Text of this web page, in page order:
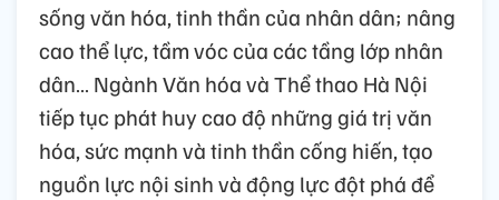
sống văn hóa, tinh thần của nhân dân; nâng
cao thể lực, tầm vóc của các tầng lớp nhân
dân… Ngành Văn hóa và Thể thao Hà Nội
tiếp tục phát huy cao độ những giá trị văn
hóa, sức mạnh và tinh thần cống hiến, tạo
nguồn lực nội sinh và động lực đột phá để